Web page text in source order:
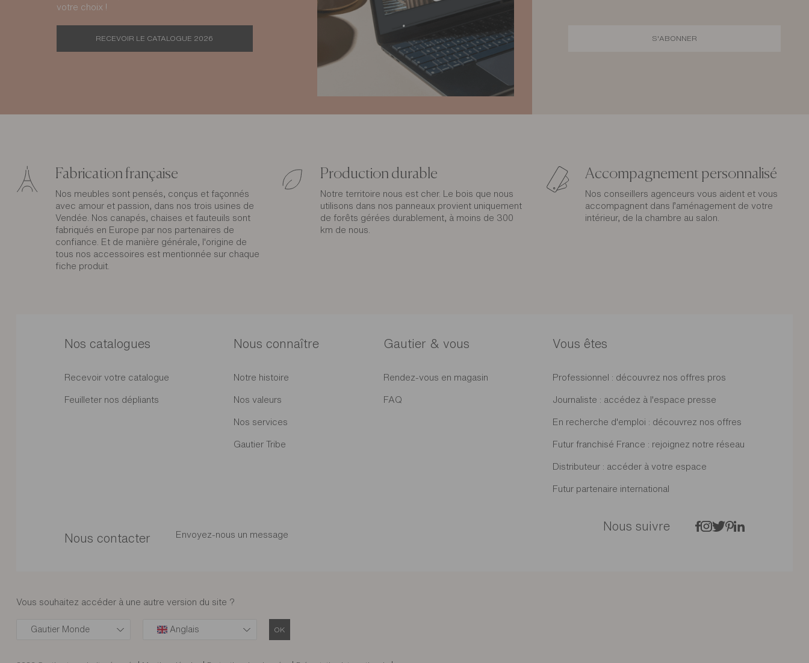
votre choix !
RECEVOIR LE CATALOGUE 2026 S'ABONNER
Fabrication française
Nos meubles sont pensés, conçus et façonnés
avec amour et passion, dans nos trois usines de
Vendée. Nos canapés, chaises et fauteuils sont
fabriqués en Europe par nos partenaires de
confiance. Et de manière générale, l'origine de
tous nos accessoires est mentionnée sur chaque
fiche produit.
Production durable
Notre territoire nous est cher. Le bois que nous
utilisons dans nos panneaux provient uniquement
de forêts gérées durablement, à moins de 300
km de nous.
Accompagnement personnalisé
Nos conseillers agenceurs vous aident et vous
accompagnent dans l’aménagement de votre
intérieur, de la chambre au salon.
Nos catalogues
Recevoir votre catalogue
Feuilleter nos dépliants
Nous connaître
Notre histoire
Nos valeurs
Nos services
Gautier Tribe
Gautier & vous
Rendez-vous en magasin
FAQ
Vous êtes
Professionnel : découvrez nos offres pros
Journaliste : accédez à l'espace presse
En recherche d'emploi : découvrez nos offres
Futur franchisé France : rejoignez notre réseau
Distributeur : accéder à votre espace
Futur partenaire international
Nous contacter Envoyez-nous un message
Nous suivre
Vous souhaitez accéder à une autre version du site ?
Gautier Monde Anglais OK